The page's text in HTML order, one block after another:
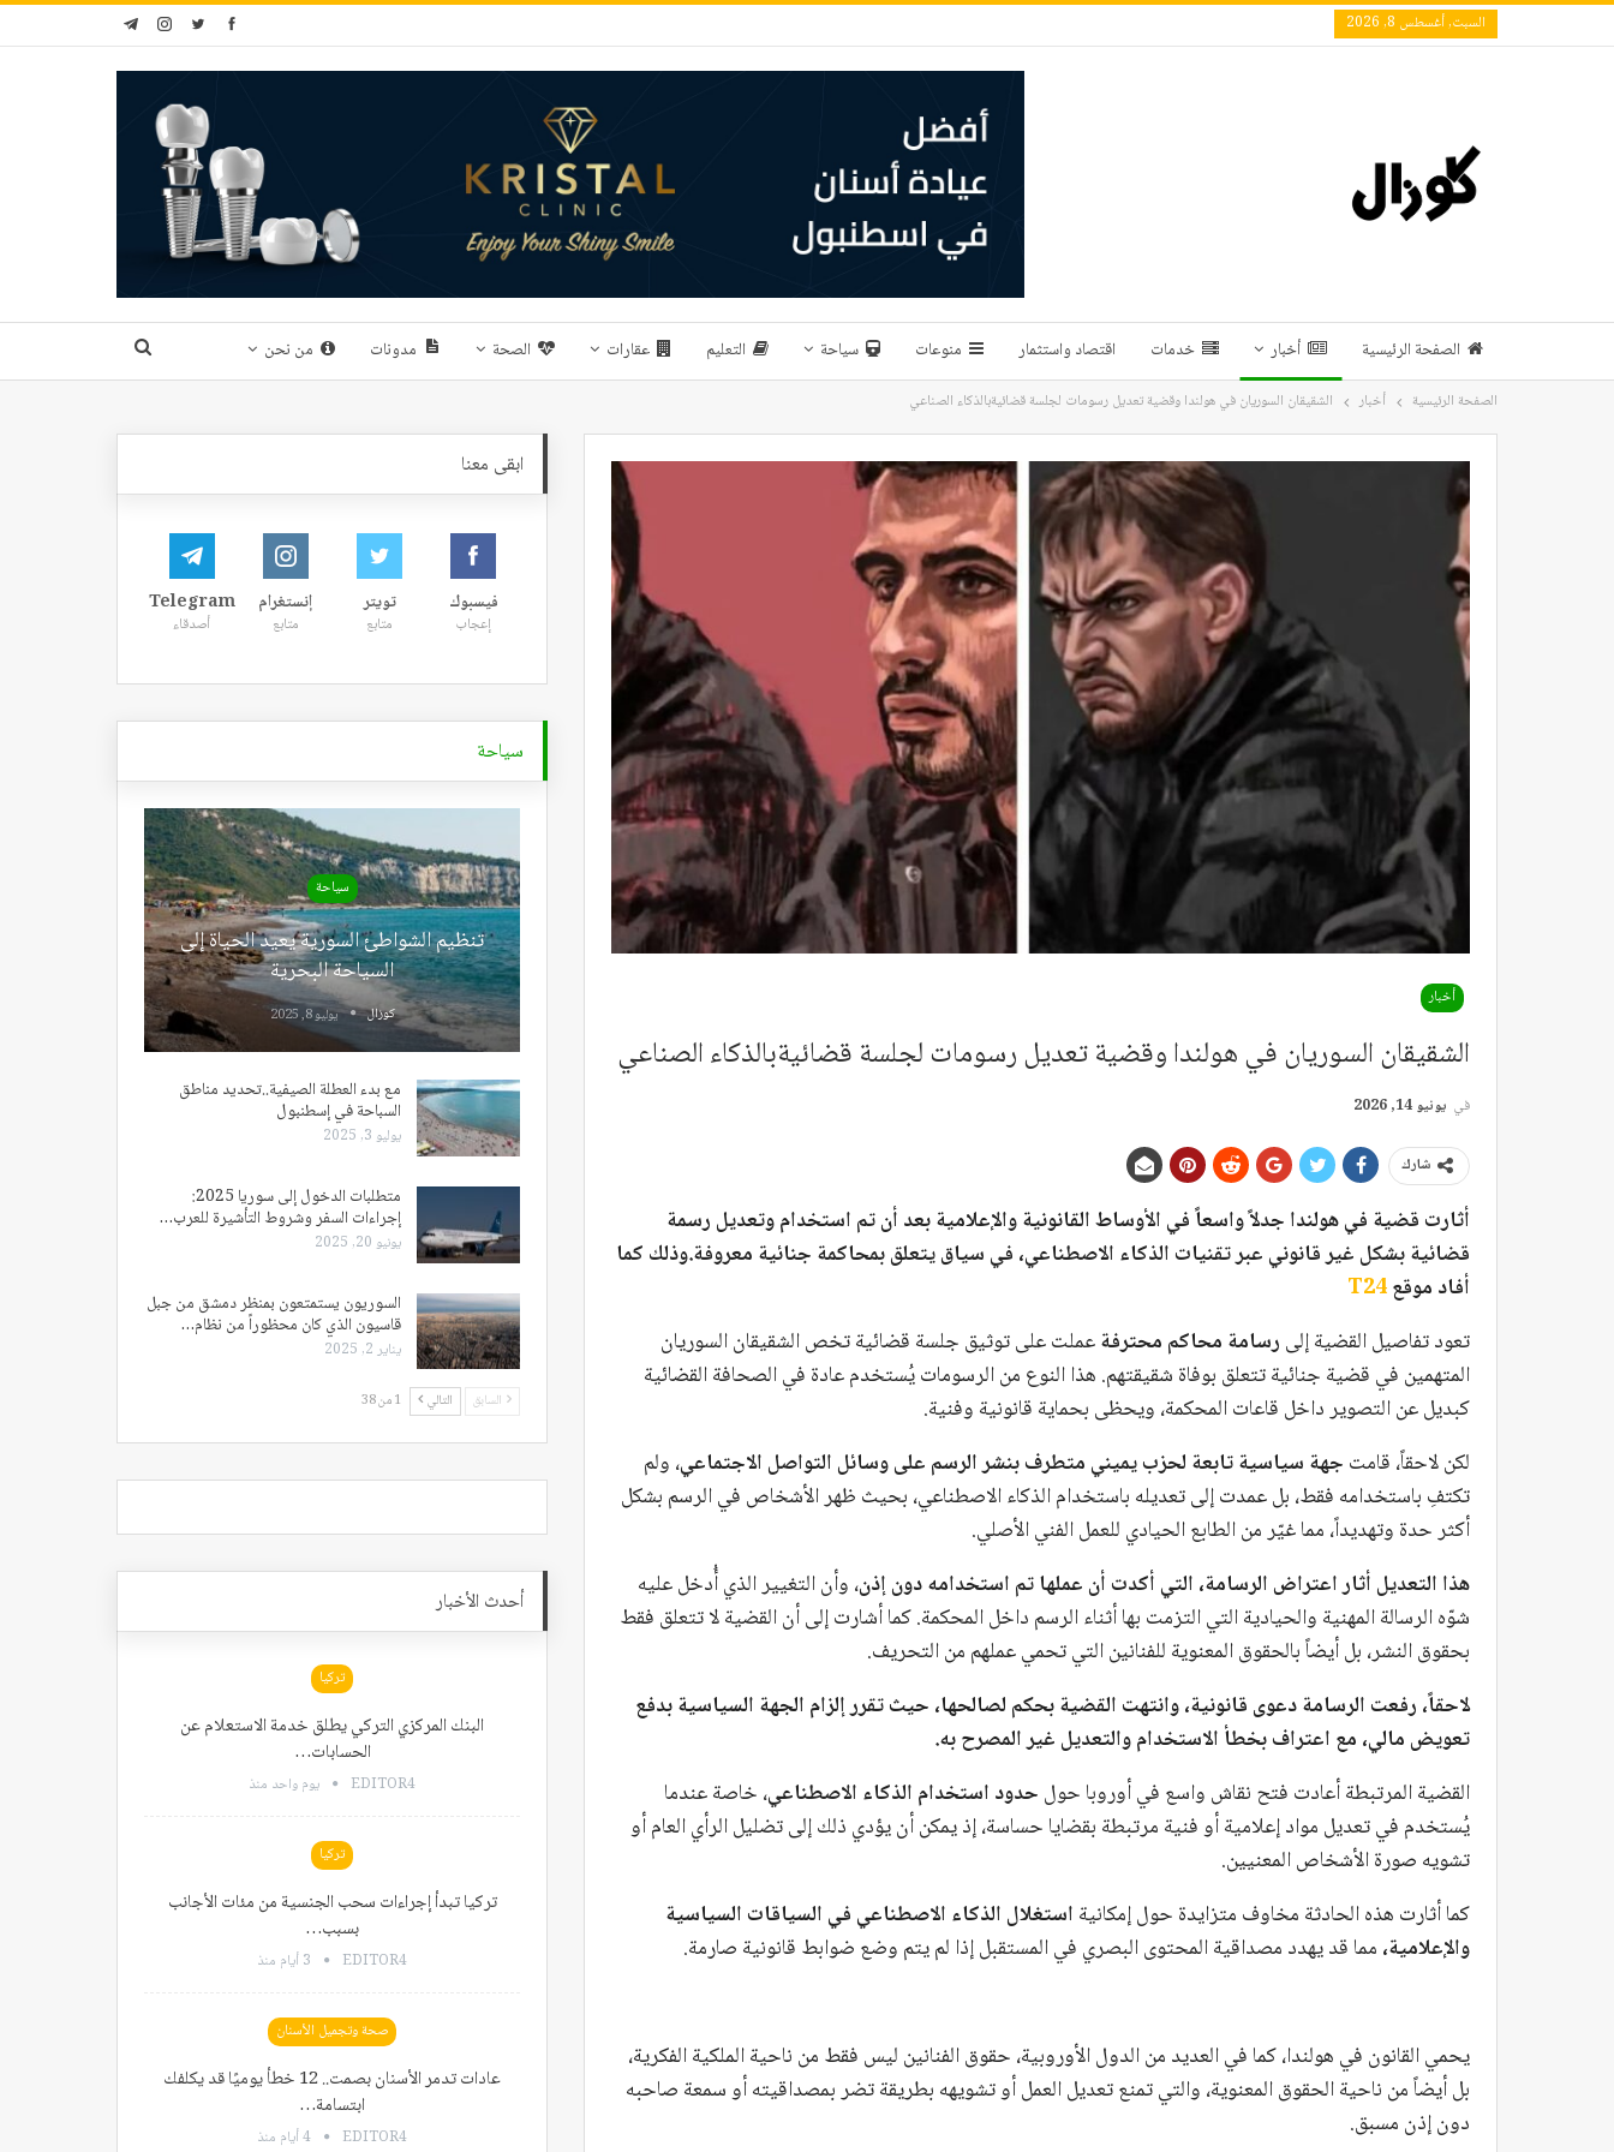
السبت, أغسطس 8, 2026
الصفحة الرئيسية أخبار خدمات اقتصاد واستثمار منوعات سياحة التعليم عقارات الصحة مدونات من نحن
الصفحة الرئيسية أخبار الشقيقان السوريان في هولندا وقضية تعديل رسومات لجلسة قضائيةبالذكاء الصناعي
أخبار
الشقيقان السوريان في هولندا وقضية تعديل رسومات لجلسة قضائيةبالذكاء الصناعي
في يونيو 14, 2026
شارك
أثارت قضية في هولندا جدلاً واسعاً في الأوساط القانونية والإعلامية بعد أن تم استخدام وتعديل رسمة
قضائية بشكل غير قانوني عبر تقنيات الذكاء الاصطناعي، في سياق يتعلق بمحاكمة جنائية معروفة.وذلك كما
أفاد موقعT24
تعود تفاصيل القضية إلى رسامة محاكم محترفةعملت على توثيق جلسة قضائية تخص الشقيقان السوريان
المتهمين في قضية جنائية تتعلق بوفاة شقيقتهم. هذا النوع من الرسومات يُستخدم عادة في الصحافة القضائية
كبديل عن التصوير داخل قاعات المحكمة، ويحظى بحماية قانونية وفنية.
لكن لاحقاً، قامت جهة سياسية تابعة لحزب يميني متطرف بنشر الرسم على وسائل التواصل الاجتماعي، ولم
تكتفِ باستخدامه فقط، بل عمدت إلى تعديله باستخدام الذكاء الاصطناعي، بحيث ظهر الأشخاص في الرسم بشكل
أكثر حدة وتهديداً، مما غيّر من الطابع الحيادي للعمل الفني الأصلي.
هذا التعديل أثار اعتراض الرسامة، التي أكدت أن عملها تم استخدامه دون إذن، وأن التغيير الذي أُدخل عليه
شوّه الرسالة المهنية والحيادية التي التزمت بها أثناء الرسم داخل المحكمة. كما أشارت إلى أن القضية لا تتعلق فقط
بحقوق النشر، بل أيضاً بالحقوق المعنوية للفنانين التي تحمي عملهم من التحريف.
لاحقاً، رفعت الرسامة دعوى قانونية، وانتهت القضية بحكم لصالحها، حيث تقرر إلزام الجهة السياسية بدفع
تعويض مالي، مع اعتراف بخطأ الاستخدام والتعديل غير المصرح به.
القضية المرتبطة أعادت فتح نقاش واسع في أوروبا حول حدود استخدام الذكاء الاصطناعي، خاصة عندما
يُستخدم في تعديل مواد إعلامية أو فنية مرتبطة بقضايا حساسة، إذ يمكن أن يؤدي ذلك إلى تضليل الرأي العام أو
تشويه صورة الأشخاص المعنيين.
كما أثارت هذه الحادثة مخاوف متزايدة حول إمكانية استغلال الذكاء الاصطناعي في السياقات السياسية
والإعلامية، مما قد يهدد مصداقية المحتوى البصري في المستقبل إذا لم يتم وضع ضوابط قانونية صارمة.
يحمي القانون في هولندا، كما في العديد من الدول الأوروبية، حقوق الفنانين ليس فقط من ناحية الملكية الفكرية،
بل أيضاً من ناحية الحقوق المعنوية، والتي تمنع تعديل العمل أو تشويهه بطريقة تضر بمصداقيته أو سمعة صاحبه
دون إذن مسبق.
ابقى معنا
فيسبوك
إعجاب
تويتر
متابع
إنستغرام
متابع
Telegram
أصدقاء
سياحة
سياحة
تنظيم الشواطئ السورية يعيد الحياة إلى
السياحة البحرية
كوزال يوليو 8, 2025
مع بدء العطلة الصيفية..تحديد مناطق
السباحة في إسطنبول
يوليو 3, 2025
متطلبات الدخول إلى سوريا 2025:
إجراءات السفر وشروط التأشيرة للعرب…
يونيو 20, 2025
السوريون يستمتعون بمنظر دمشق من جبل
قاسيون الذي كان محظوراً من نظام…
يناير 2, 2025
السابق التالي 1 من 38
أحدث الأخبار
تركيا
البنك المركزي التركي يطلق خدمة الاستعلام عن
الحسابات…
EDITOR4 يوم واحد منذ
تركيا
تركيا تبدأ إجراءات سحب الجنسية من مئات الأجانب
بسبب…
EDITOR4 3 أيام منذ
صحة وتجميل الأسنان
عادات تدمر الأسنان بصمت.. 12 خطأ يوميًا قد يكلفك
ابتسامة…
EDITOR4 4 أيام منذ